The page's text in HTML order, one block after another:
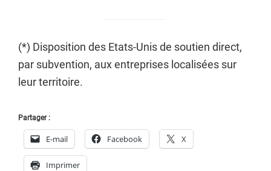
(*) Disposition des Etats-Unis de soutien direct,
par subvention, aux entreprises localisées sur
leur territoire.
Partager :
E-mail Facebook X
Imprimer